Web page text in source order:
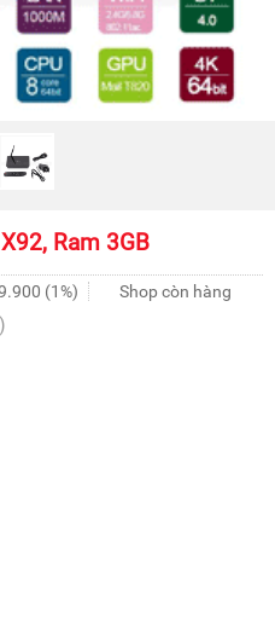
Ram 3GB
(1%) Shop còn hàng